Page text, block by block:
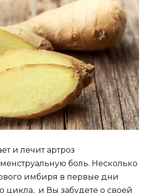
и лечит артроз
боль. Несколько
имбиря в первые дни
цикла, и Вы забудете о своей